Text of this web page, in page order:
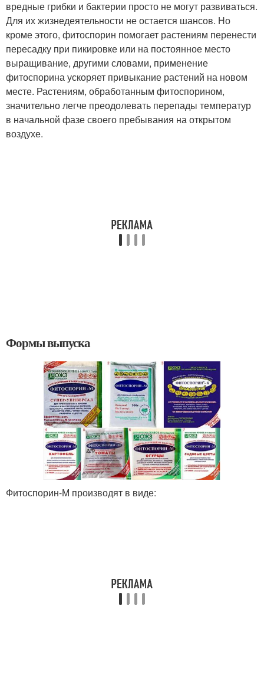
вредные грибки и бактерии просто не могут развиваться.
Для их жизнедеятельности не остается шансов. Но
кроме этого, фитоспорин помогает растениям перенести
пересадку при пикировке или на постоянное место
выращивание, другими словами, применение
фитоспорина ускоряет привыкание растений на новом
месте. Растениям, обработанным фитоспорином,
значительно легче преодолевать перепады температур
в начальной фазе своего пребывания на открытом
воздухе.
Формы выпуска
Фитоспорин-М производят в виде: